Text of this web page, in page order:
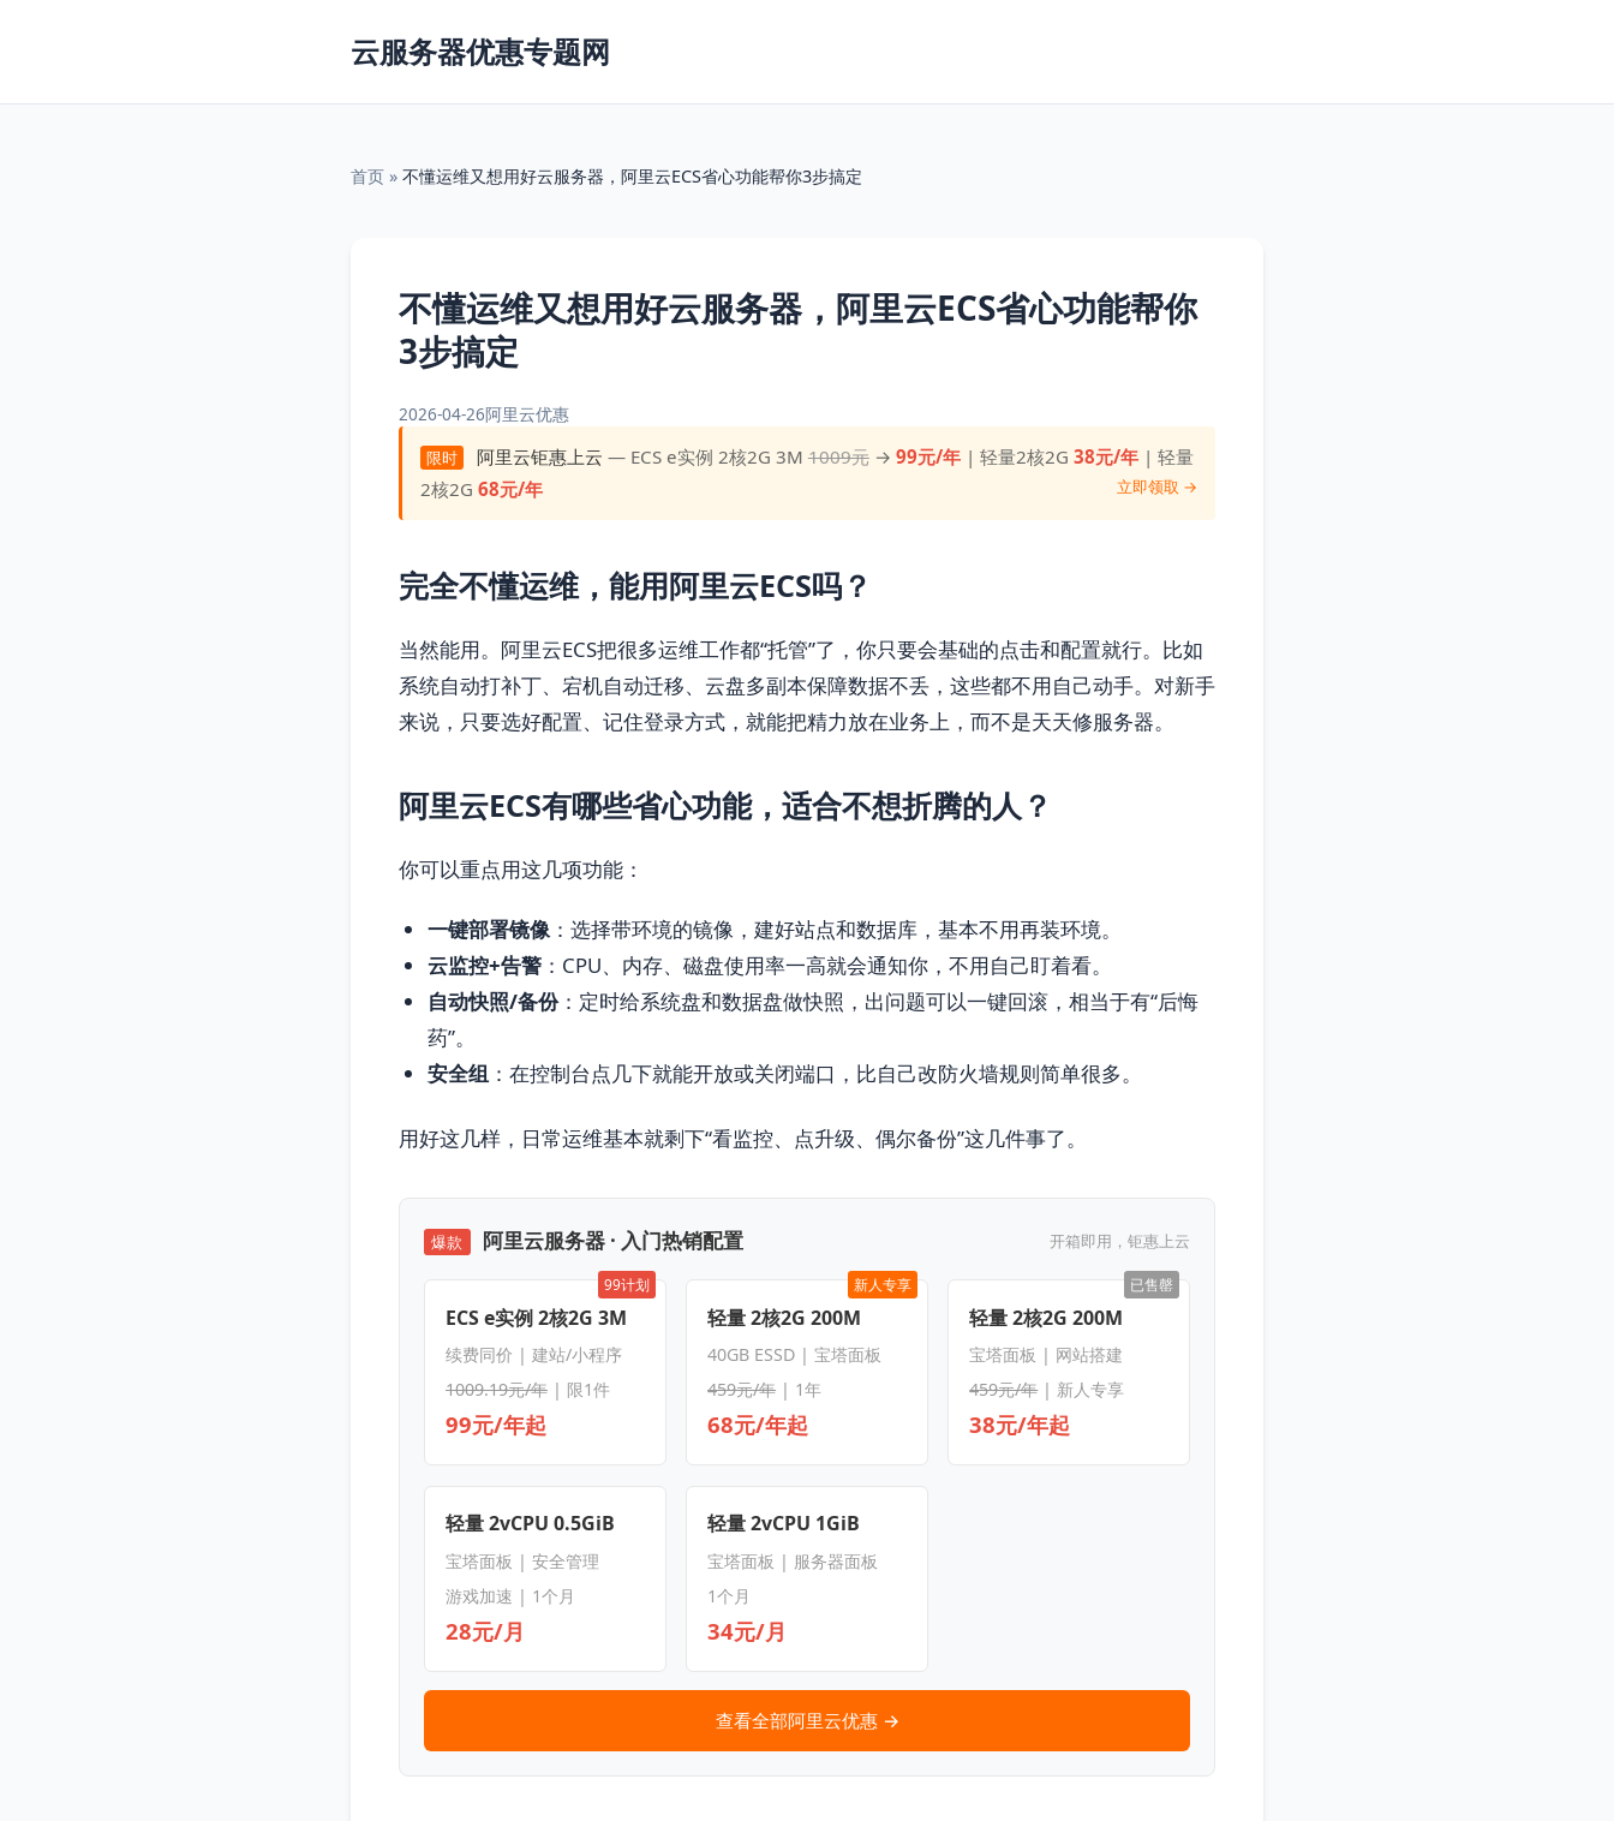
云服务器优惠专题网
首页 » 不懂运维又想用好云服务器，阿里云ECS省心功能帮你3步搞定
不懂运维又想用好云服务器，阿里云ECS省心功能帮你
3步搞定
2026-04-26阿里云优惠
限时 阿里云钜惠上云 — ECS e实例 2核2G 3M 1009元→ 99元/年| 轻量2核2G 38元/年| 轻量
2核2G68元/年 立即领取 →
完全不懂运维，能用阿里云ECS吗？
当然能用。阿里云ECS把很多运维工作都“托管”了，你只要会基础的点击和配置就行。比如
系统自动打补丁、宕机自动迁移、云盘多副本保障数据不丢，这些都不用自己动手。对新手
来说，只要选好配置、记住登录方式，就能把精力放在业务上，而不是天天修服务器。
阿里云ECS有哪些省心功能，适合不想折腾的人？
你可以重点用这几项功能：
一键部署镜像：选择带环境的镜像，建好站点和数据库，基本不用再装环境。
云监控+告警 ：CPU、内存、磁盘使用率一高就会通知你，不用自己盯着看。
自动快照/备份：定时给系统盘和数据盘做快照，出问题可以一键回滚，相当于有“后悔
药”。
安全组 ：在控制台点几下就能开放或关闭端口，比自己改防火墙规则简单很多。
用好这几样，日常运维基本就剩下“看监控、点升级、偶尔备份”这几件事了。
爆款 阿里云服务器 · 入门热销配置 开箱即用，钜惠上云
99计划
ECS e实例 2核2G 3M
续费同价 | 建站/小程序
1009.19元/年| 限1件
99元/年起
新人专享
轻量 2核2G 200M
40GB ESSD | 宝塔面板
459元/年 | 1年
68元/年起
已售罄
轻量 2核2G 200M
宝塔面板 | 网站搭建
459元/年| 新人专享
38元/年起
轻量 2vCPU 0.5GiB
宝塔面板 | 安全管理
游戏加速 | 1个月
28元/月
轻量 2vCPU 1GiB
宝塔面板 | 服务器面板
1个月
34元/月
查看全部阿里云优惠 →